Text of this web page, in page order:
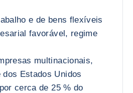
e de bens flexíveis
favorável, regime
multinacionais,
dos Estados Unidos
cerca de 25 % do